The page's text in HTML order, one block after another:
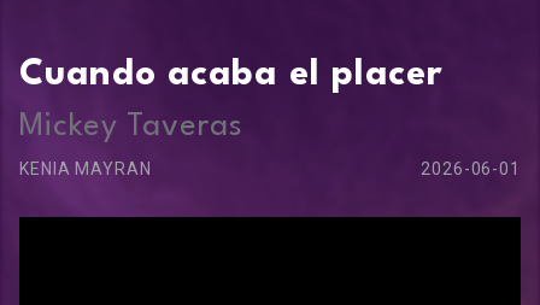
Cuando acaba el placer
Mickey Taveras
KENIA MAYRAN 2026-06-01